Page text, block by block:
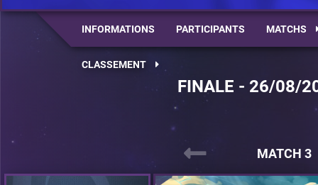
INFORMATIONS PARTICIPANTS MATCHS
CLASSEMENT
FINALE - 26/08/
MATCH 3